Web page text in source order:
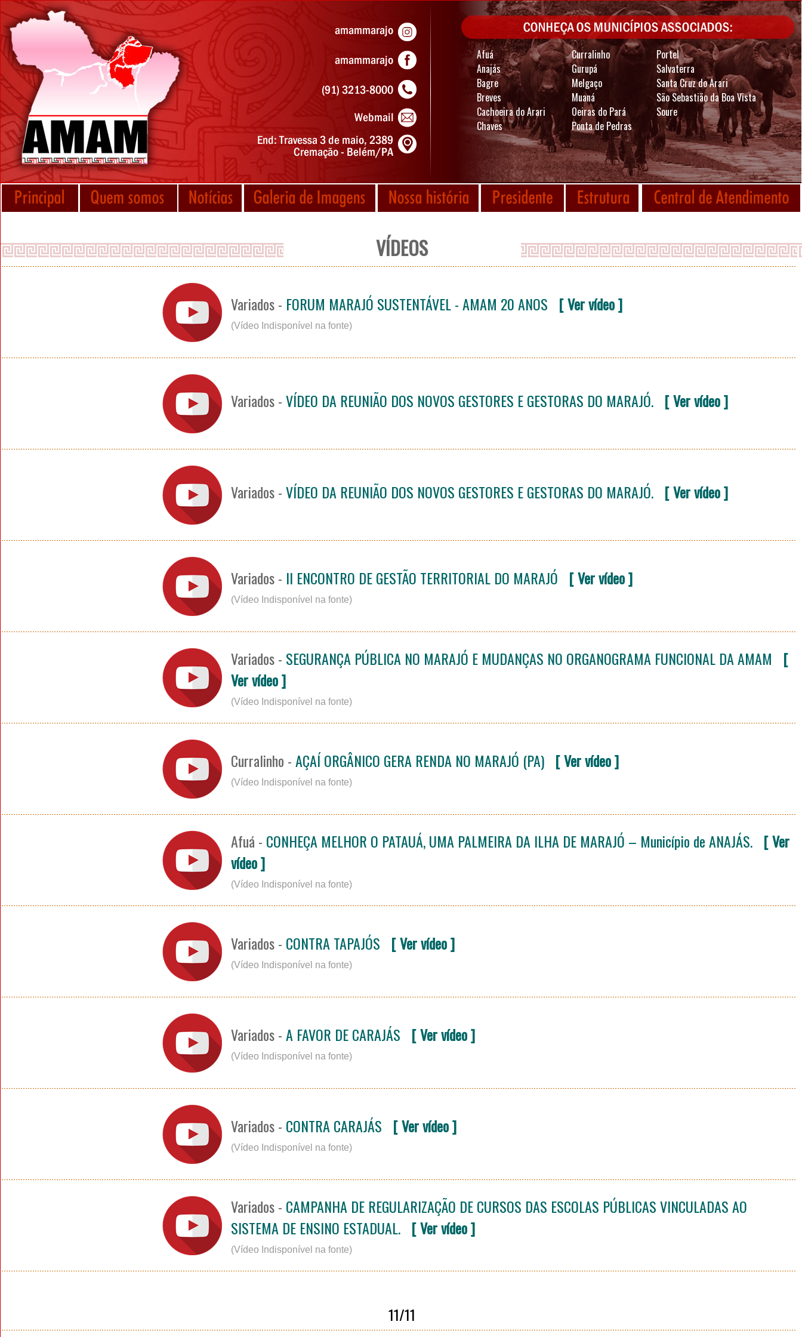
Afuá Curralinho
Portel
Anajás
Gurupá
Salvaterra
Bagre
Melgaço
Santa Cruz do Arari
Breves
Muaná
São Sebastião da Boa Vista
Cachoeira do Arari
Oeiras do Pará
Soure
Chaves
Ponta de Pedras
VÍDEOS
Variados - FORUM MARAJÓ SUSTENTÁVEL - AMAM 20 ANOS [ Ver vídeo ]
(Vídeo Indisponível na fonte)
Variados -VÍDEO DA REUNIÃO DOS NOVOS GESTORES E GESTORAS DO MARAJÓ. [ Ver vídeo ]
Variados -VÍDEO DA REUNIÃO DOS NOVOS GESTORES E GESTORAS DO MARAJÓ. [ Ver vídeo ]
Variados - II ENCONTRO DE GESTÃO TERRITORIAL DO MARAJÓ [ Ver vídeo ]
(Vídeo Indisponível na fonte)
Variados - SEGURANÇA PÚBLICA NO MARAJÓ E MUDANÇAS NO ORGANOGRAMA FUNCIONAL DA AMAM
[
Ver vídeo ]
(Vídeo Indisponível na fonte)
Curralinho -AÇAÍ ORGÂNICO GERA RENDA NO MARAJÓ (PA) [ Ver vídeo ]
(Vídeo Indisponível na fonte)
Afuá - CONHEÇA MELHOR O PATAUÁ, UMA PALMEIRA DA ILHA DE MARAJÓ – Município de ANAJÁS. [ Ver
vídeo ]
(Vídeo Indisponível na fonte)
Variados - CONTRA TAPAJÓS [ Ver vídeo ]
(Vídeo Indisponível na fonte)
Variados -A FAVOR DE CARAJÁS [ Ver vídeo ]
(Vídeo Indisponível na fonte)
Variados - CONTRA CARAJÁS [ Ver vídeo ]
(Vídeo Indisponível na fonte)
Variados - CAMPANHA DE REGULARIZAÇÃO DE CURSOS DAS ESCOLAS PÚBLICAS VINCULADAS AO
SISTEMA DE ENSINO ESTADUAL. [ Ver vídeo ]
(Vídeo Indisponível na fonte)
11/11